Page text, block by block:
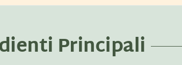
Principali